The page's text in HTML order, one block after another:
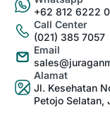
+62 812 6222
Call Center
(021) 385 7057
Email
Alamat
Jl. Kesehatan
Petojo Selatan,